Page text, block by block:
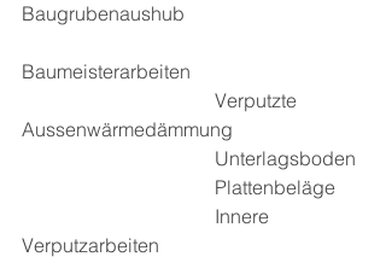
Baugrubenaushub
Baumeisterarbeiten
Aussenwärmedämmung
				Unterlagsboden
				Plattenbeläge